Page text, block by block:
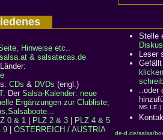
Hinweise etc..
& salsatecas.de
CDs & DVDs (engl.)
Der Salsa-Kalender: neue
Ergänzungen zur Clubliste;
0 & 1 PLZ 2 & 3
PLZ 4 & 5
9 ÖSTERREICH / AUSTRIA
Stelle
Leser
klicken
..oder
MS I.E.)
de-d.de/salsa/